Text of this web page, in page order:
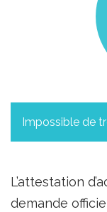
Impossible de
L’attestation
demande